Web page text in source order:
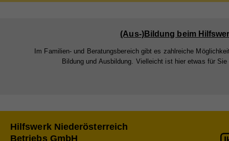
(Aus-)Bildung beim
Im Familien- und Beratungsbereich gibt es zahlreiche
Bildung und Ausbildung. Vielleicht ist hier etwas für Sie
Hilfswerk Niederösterreich
Betriebs GmbH